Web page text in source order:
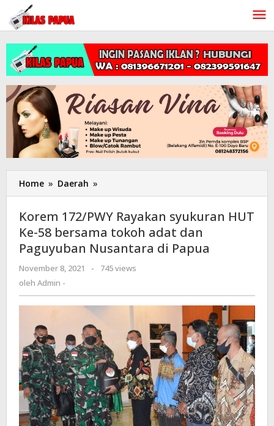
Lewati
konten
Home » Daerah »
172/PWY
syukuran
HUT
Ke-
bersama
adat
Nusantara
di
Papua
Korem 172/PWY Rayakan syukuran HUT
Ke-58 bersama tokoh adat dan
Paguyuban Nusantara di Papua
November 8, 2021
oleh
-
745 views
oleh Admin -